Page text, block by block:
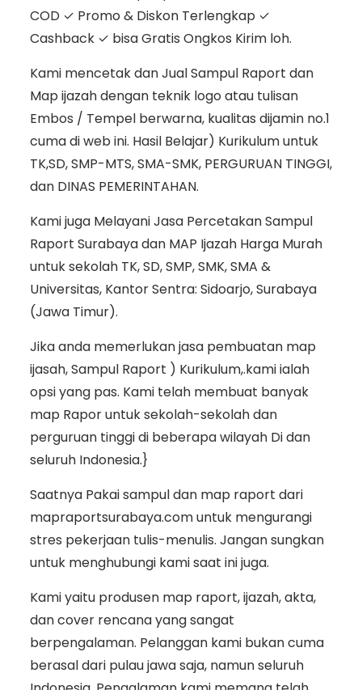
COD ✓ Promo & Diskon Terlengkap ✓
Cashback ✓ bisa Gratis Ongkos Kirim loh.
Kami mencetak dan Jual Sampul Raport dan
Map ijazah dengan teknik logo atau tulisan
Embos / Tempel berwarna, kualitas dijamin no.1
cuma di web ini. Hasil Belajar) Kurikulum untuk
TK,SD, SMP-MTS, SMA-SMK, PERGURUAN TINGGI,
dan DINAS PEMERINTAHAN.
Kami juga Melayani Jasa Percetakan Sampul
Raport Surabaya dan MAP Ijazah Harga Murah
untuk sekolah TK, SD, SMP, SMK, SMA &
Universitas, Kantor Sentra: Sidoarjo, Surabaya
(Jawa Timur).
Jika anda memerlukan jasa pembuatan map
ijasah, Sampul Raport ) Kurikulum,.kami ialah
opsi yang pas. Kami telah membuat banyak
map Rapor untuk sekolah-sekolah dan
perguruan tinggi di beberapa wilayah Di dan
seluruh Indonesia.}
Saatnya Pakai sampul dan map raport dari
mapraportsurabaya.com untuk mengurangi
stres pekerjaan tulis-menulis. Jangan sungkan
untuk menghubungi kami saat ini juga.
Kami yaitu produsen map raport, ijazah, akta,
dan cover rencana yang sangat
berpengalaman. Pelanggan kami bukan cuma
berasal dari pulau jawa saja, namun seluruh